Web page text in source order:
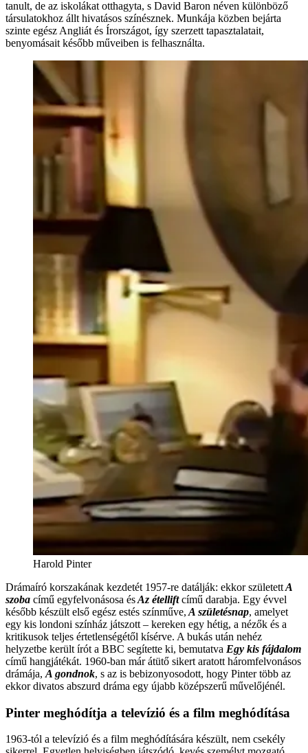
tanult, de az iskolákat otthagyta, s David Baron néven különböző
társulatokhoz állt hivatásos színésznek. Munkája közben bejárta
szinte egész Angliát és Írországot, így szerzett tapasztalatait,
benyomásait később műveiben is felhasználta.
Harold Pinter
Drámaíró korszakának kezdetét 1957-re datálják: ekkor születettA
szoba című egyfelvonásosa ésAz ételliftcímű darabja. Egy évvel
később készült első egész estés színműve, A születésnap, amelyet
egy kis londoni színház játszott – kereken egy hétig, a nézők és a
kritikusok teljes értetlenségétől kísérve. A bukás után nehéz
helyzetbe került írót a BBC segítette ki, bemutatva Egy kis fájdalom
című hangjátékát. 1960-ban már átütő sikert aratott háromfelvonásos
drámája, A gondnok, s az is bebizonyosodott, hogy Pinter több az
ekkor divatos abszurd dráma egy újabb középszerű művelőjénél.
Pinter meghódítja a televízió és a film meghódítása
1963-tól a televízió és a film meghódítására készült, nem csekély